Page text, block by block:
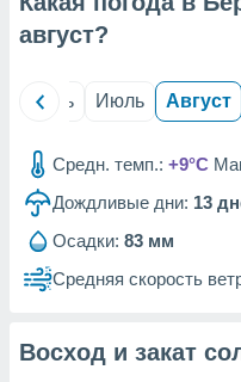
из
данных
август?
Июнь Июль Август
Средн. темп.: +9°C
Дождливые дни: 13
Осадки: 83 мм
Средняя скорость
Восход и закат